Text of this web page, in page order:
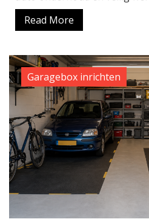
Read More
Garagebox inrichten